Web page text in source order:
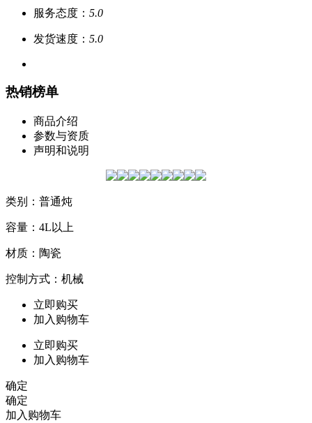
服务态度： 5.0
发货速度： 5.0
热销榜单
商品介绍
参数与资质
声明和说明
类别：普通炖
容量：4L以上
材质：陶瓷
控制方式：机械
立即购买
加入购物车
立即购买
加入购物车
确定
确定
加入购物车